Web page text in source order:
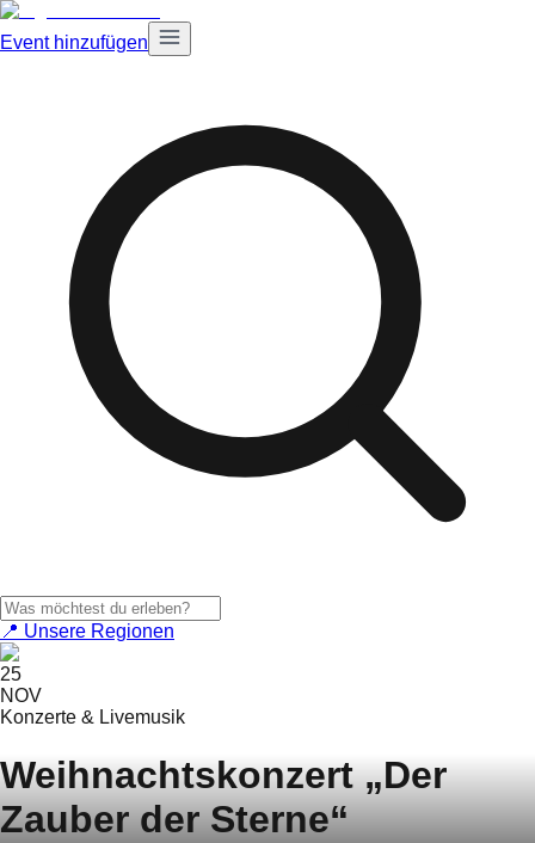
Event hinzufügen
📍 Unsere Regionen
25
NOV
Konzerte & Livemusik
Weihnachtskonzert „Der
Zauber der Sterne“